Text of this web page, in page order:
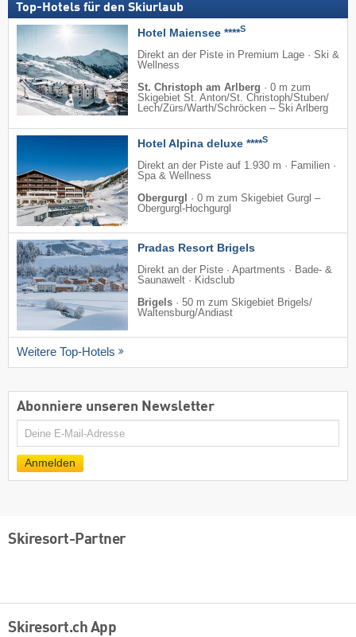
Top-Hotels für den Skiurlaub
Hotel Maiensee ****S
Direkt an der Piste in Premium Lage · Ski &
Wellness
St. Christoph am Arlberg · 0 m zum
Skigebiet St. Anton/​St. Christoph/​Stuben/​
Lech/​Zürs/​Warth/​Schröcken – Ski Arlberg
Hotel Alpina deluxe ****S
Direkt an der Piste auf 1.930 m · Familien ·
Spa & Wellness
Obergurgl
· 0 m zum Skigebiet Gurgl –
Obergurgl-Hochgurgl
Pradas Resort Brigels
Direkt an der Piste · Apartments · Bade- &
Saunawelt · Kidsclub
Brigels · 50 m zum Skigebiet Brigels/​
Waltensburg/​Andiast
Weitere Top-Hotels
Abonniere unseren Newsletter
E-
Anmelden
Skiresort-Partner
Skiresort.ch App